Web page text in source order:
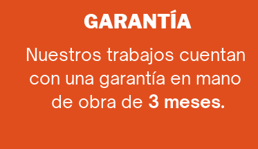
GARANTÍA
Nuestros trabajos cuentan ​
con una garantía en mano ​
de obra de 3 meses.